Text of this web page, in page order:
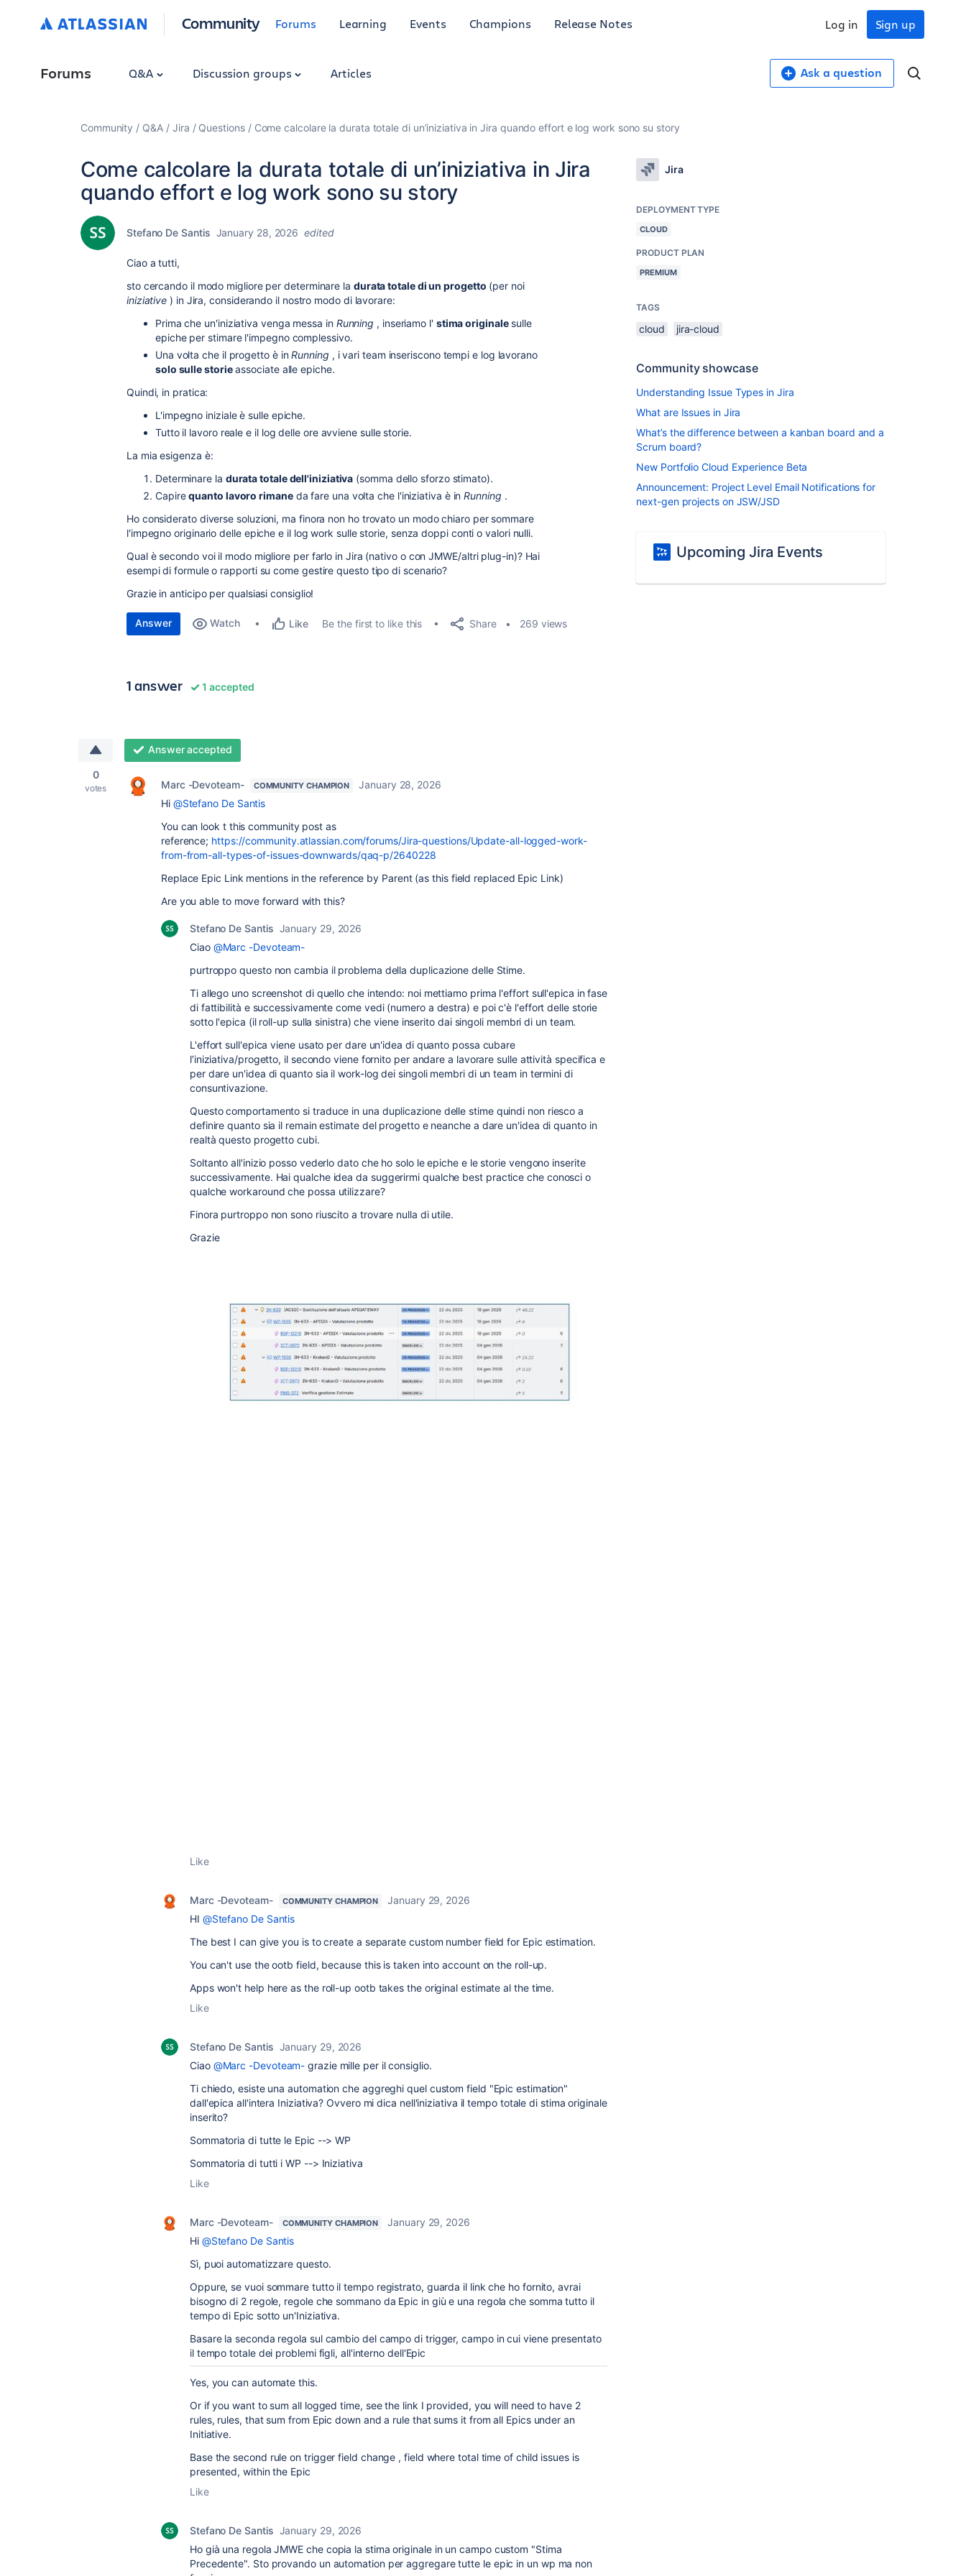
Community Forums Learning Events Champions Release Notes Sign up
Log in
Forums Q&A Discussion groups Articles Ask a question
Community Q&A Jira Questions Come calcolare la durata totale di un’iniziativa in Jira quando effort e log work sono su story
Come calcolare la durata totale di un’iniziativa in Jira
quando effort e log work sono su story
Stefano De Santis January 28, 2026 edited
Ciao a tutti,
sto cercando il modo migliore per determinare la durata totale di un progetto (per noi
iniziative ) in Jira, considerando il nostro modo di lavorare:
Prima che un'iniziativa venga messa in Running , inseriamo l' stima originalesulle
epiche per stimare l'impegno complessivo.
Una volta che il progetto è inRunning , i vari team inseriscono tempi e log lavorano
solo sulle storieassociate alle epiche.
Quindi, in pratica:
L'impegno iniziale è sulle epiche.
Tutto il lavoro reale e il log delle ore avviene sulle storie.
La mia esigenza è:
Determinare la durata totale dell'iniziativa (somma dello sforzo stimato).
Capirequanto lavoro rimaneda fare una volta che l'iniziativa è inRunning .
Ho considerato diverse soluzioni, ma finora non ho trovato un modo chiaro per sommare
l'impegno originario delle epiche e il log work sulle storie, senza doppi conti o valori nulli.
Qual è secondo voi il modo migliore per farlo in Jira (nativo o con JMWE/altri plug-in)? Hai
esempi di formule o rapporti su come gestire questo tipo di scenario?
Grazie in anticipo per qualsiasi consiglio!
Answer Watch Like Be the first to like this Share 269 views
1 answer 1 accepted
0
votes
Answer accepted
Marc -Devoteam- COMMUNITY CHAMPION
January 28, 2026
Hi @Stefano De Santis
You can look t this community post as
reference; https://community.atlassian.com/forums/Jira-questions/Update-all-logged-work-
from-from-all-types-of-issues-downwards/qaq-p/2640228
Replace Epic Link mentions in the reference by Parent (as this field replaced Epic Link)
Are you able to move forward with this?
Stefano De Santis January 29, 2026
Ciao @Marc -Devoteam-
purtroppo questo non cambia il problema della duplicazione delle Stime.
Ti allego uno screenshot di quello che intendo: noi mettiamo prima l'effort sull'epica in fase
di fattibilità e successivamente come vedi (numero a destra) e poi c'è l'effort delle storie
sotto l'epica (il roll-up sulla sinistra) che viene inserito dai singoli membri di un team.
L'effort sull'epica viene usato per dare un'idea di quanto possa cubare
l’iniziativa/progetto, il secondo viene fornito per andare a lavorare sulle attività specifica e
per dare un'idea di quanto sia il work-log dei singoli membri di un team in termini di
consuntivazione.
Questo comportamento si traduce in una duplicazione delle stime quindi non riesco a
definire quanto sia il remain estimate del progetto e neanche a dare un'idea di quanto in
realtà questo progetto cubi.
Soltanto all'inizio posso vederlo dato che ho solo le epiche e le storie vengono inserite
successivamente. Hai qualche idea da suggerirmi qualche best practice che conosci o
qualche workaround che possa utilizzare?
Finora purtroppo non sono riuscito a trovare nulla di utile.
Grazie
Like
Marc -Devoteam- COMMUNITY CHAMPION
January 29, 2026
HI @Stefano De Santis
The best I can give you is to create a separate custom number field for Epic estimation.
You can't use the ootb field, because this is taken into account on the roll-up.
Apps won't help here as the roll-up ootb takes the original estimate al the time.
Like
Stefano De Santis January 29, 2026
Ciao @Marc -Devoteam- grazie mille per il consiglio.
Ti chiedo, esiste una automation che aggreghi quel custom field "Epic estimation"
dall'epica all'intera Iniziativa? Ovvero mi dica nell'iniziativa il tempo totale di stima originale
inserito?
Sommatoria di tutte le Epic --> WP
Sommatoria di tutti i WP --> Iniziativa
Like
Marc -Devoteam- COMMUNITY CHAMPION
January 29, 2026
Hi @Stefano De Santis
Sì, puoi automatizzare questo.
Oppure, se vuoi sommare tutto il tempo registrato, guarda il link che ho fornito, avrai
bisogno di 2 regole, regole che sommano da Epic in giù e una regola che somma tutto il
tempo di Epic sotto un'Iniziativa.
Basare la seconda regola sul cambio del campo di trigger, campo in cui viene presentato
il tempo totale dei problemi figli, all'interno dell'Epic
Yes, you can automate this.
Or if you want to sum all logged time, see the link I provided, you will need to have 2
rules, rules, that sum from Epic down and a rule that sums it from all Epics under an
Initiative.
Base the second rule on trigger field change , field where total time of child issues is
presented, within the Epic
Like
Stefano De Santis January 29, 2026
Ho già una regola JMWE che copia la stima originale in un campo custom "Stima
Precedente". Sto provando un automation per aggregare tutte le epic in un wp ma non
Jira
DEPLOYMENT TYPE
CLOUD
PRODUCT PLAN
PREMIUM
TAGS
cloud jira-cloud
Community showcase
Understanding Issue Types in Jira
What are Issues in Jira
What’s the difference between a kanban board and a
Scrum board?
New Portfolio Cloud Experience Beta
Announcement: Project Level Email Notifications for
next-gen projects on JSW/JSD
Upcoming Jira Events